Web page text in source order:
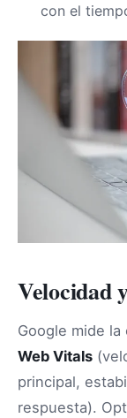
con el
Velocidad
Google mide
Web Vitals
principal,
respuesta).